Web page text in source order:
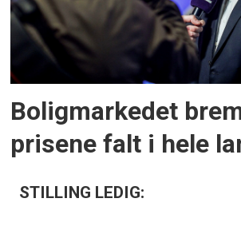
Boligmarkedet
prisene falt i hele
STILLING LEDIG: